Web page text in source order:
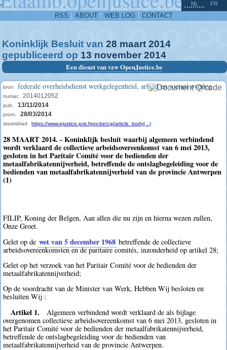
-
RSS ABOUT WEB LOG CONTACT
NL FR
Koninklijk Besluit van 28 maart 2014
gepubliceerd op 13 november 2014
Een dienst van vzw OpenJustice.be
bron federale overheidsdienst werkgelegenheid, arbeid en sociaal overleg
numac 2014012052
pub. 13/11/2014
prom. 28/03/2014
staatsblad https://www.ejustice.just.fgov.be/cgi/article_body(...)
28 MAART 2014. - Koninklijk besluit waarbij algemeen verbindend
wordt verklaard de collectieve arbeidsovereenkomst van 6 mei 2013,
gesloten in het Paritair Comité voor de bedienden der
metaalfabrikatennijverheid, betreffende de ontslagbegeleiding voor de
bedienden van metaalfabrikatennijverheid van de provincie Antwerpen
(1)
FILIP, Koning der Belgen, Aan allen die nu zijn en hierna wezen zullen,
Onze Groet.
Gelet op de wet van 5 december 1968 betreffende de collectieve
arbeidsovereenkomsten en de paritaire comités, inzonderheid op artikel 28;
Gelet op het verzoek van het Paritair Comité voor de bedienden der
metaalfabrikatennijverheid;
Op de voordracht van de Minister van Werk, Hebben Wij besloten en
besluiten Wij :
Artikel 1.
Algemeen verbindend wordt verklaard de als bijlage
overgenomen collectieve arbeidsovereenkomst van 6 mei 2013, gesloten in
het Paritair Comité voor de bedienden der metaalfabrikatennijverheid,
betreffende de ontslagbegeleiding voor de bedienden van
metaalfabrikatennijverheid van de provincie Antwerpen.
^